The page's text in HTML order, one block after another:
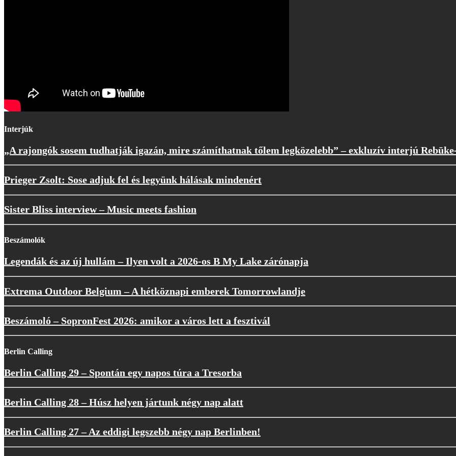
Interjúk
„A rajongók sosem tudhatják igazán, mire számíthatnak tőlem legközelebb” – exkluzív interjú
Prieger Zsolt: Sose adjuk fel és legyünk hálásak mindenért
Sister Bliss interview – Music meets fashion
Beszámolók
Legendák és az új hullám – Ilyen volt a 2026-os B My Lake zárónapja
Extrema Outdoor Belgium – A hétköznapi emberek Tomorrowlandje
Beszámoló – SopronFest 2026: amikor a város lett a fesztivál
Berlin Calling
Berlin Calling 29 – Spontán egy napos túra a Tresorba
Berlin Calling 28 – Húsz helyen jártunk négy nap alatt
Berlin Calling 27 – Az eddigi legszebb négy nap Berlinben!